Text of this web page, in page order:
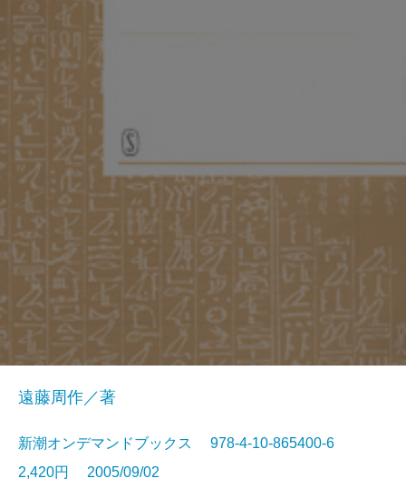
遠藤周作／著
新潮オンデマンドブックス 978-4-10-865400-6
2,420円 2005/09/02